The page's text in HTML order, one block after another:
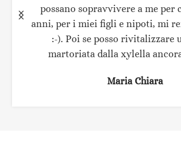
possano sopravvivere a me per
anni, per i miei figli e nipoti, mi
:-). Poi se posso rivitalizzare
martoriata dalla xylella
Maria Chiara